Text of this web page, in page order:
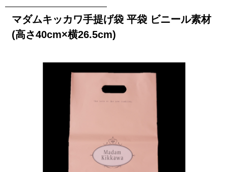
マダムキッカワ手提げ袋 平袋 ビニール素材
(高さ40cm×横26.5cm)